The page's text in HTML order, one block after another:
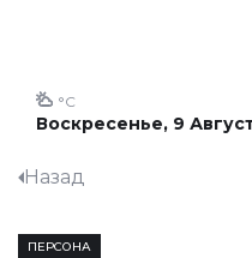
Воскресенье, 9
°C
Назад
ПЕРСОНА